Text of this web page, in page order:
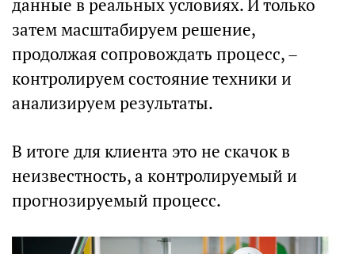
данные в реальных условиях. И только
затем масштабируем решение,
продолжая сопровождать процесс, –
контролируем состояние техники и
анализируем результаты.
В итоге для клиента это не скачок в
неизвестность, а контролируемый и
прогнозируемый процесс.